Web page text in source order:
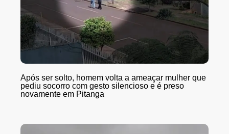
Após ser solto, homem volta a ameaçar mulher que
pediu socorro com gesto silencioso e é preso
novamente em Pitanga